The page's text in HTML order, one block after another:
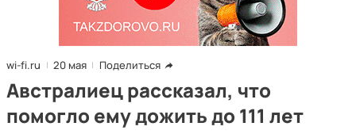
wi-fi.ru 20 мая Поделиться
Австралиец рассказал, что
помогло ему дожить до 111 лет